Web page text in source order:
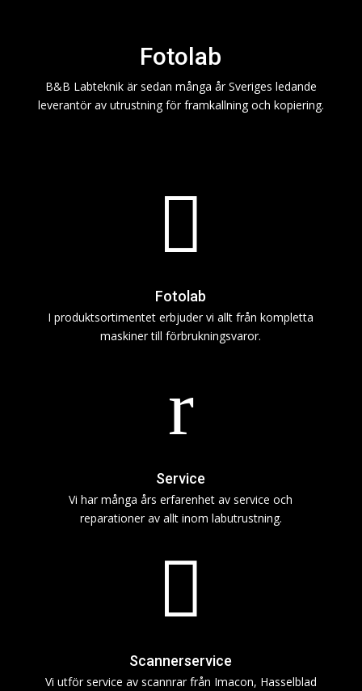
Fotolab
B&B Labteknik är sedan många år Sveriges ledande
leverantör av utrustning för framkallning och kopiering.

Fotolab
I produktsortimentet erbjuder vi allt från kompletta
maskiner till förbrukningsvaror.
r
Service
Vi har många års erfarenhet av service och
reparationer av allt inom labutrustning.

Scannerservice
Vi utför service av scannrar från Imacon, Hasselblad